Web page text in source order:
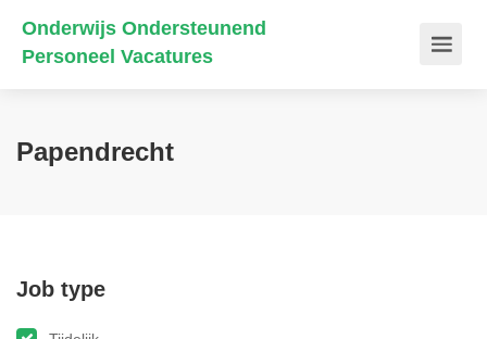
Onderwijs Ondersteunend
Personeel Vacatures
Papendrecht
Job type